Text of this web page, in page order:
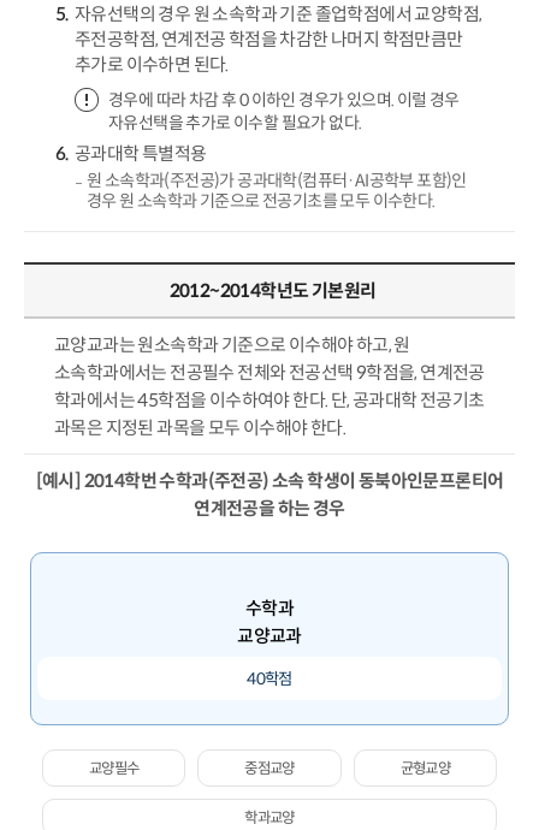
자유선택의 경우 원 소속학과 기준 졸업학점에서 교양학점,
주전공학점, 연계전공 학점을 차감한 나머지 학점만큼만
추가로 이수하면 된다.
경우에 따라 차감 후 0 이하인 경우가 있으며. 이럴 경우
자유선택을 추가로 이수할 필요가 없다.
공과대학 특별적용
원 소속학과(주전공)가 공과대학(컴퓨터·AI공학부 포함)인
경우 원 소속학과 기준으로 전공기초를 모두 이수한다.
2012~2014학년도 기본원리
교양교과는 원소속학과 기준으로 이수해야 하고, 원
소속학과에서는 전공필수 전체와 전공선택 9학점을, 연계전공
학과에서는 45학점을 이수하여야 한다. 단, 공과대학 전공기초
과목은 지정된 과목을 모두 이수해야 한다.
[예시] 2014학번 수학과(주전공) 소속 학생이 동북아인문프론티어
연계전공을 하는 경우
수학과
교양교과
40학점
교양필수 중점교양 균형교양
학과교양